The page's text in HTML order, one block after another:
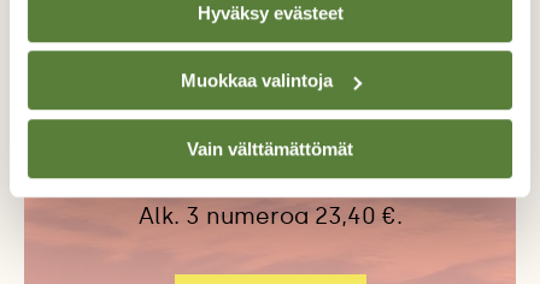
Hyväksy evästeet
Muokkaa valintoja
Vain välttämättömät
Tilaa Suomen Luonto
Tue ajankohtaista ja asiantuntevaa
luonto- ja ympäristöjournalismia.
Tilaa Suomen Luonto ja tule mukaan
Alk. 3 numeroa 23,40 €.